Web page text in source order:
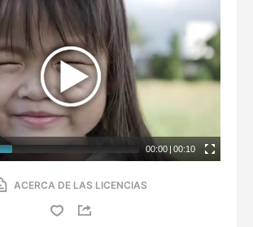
00:00 | 00:10
ACERCA DE LAS LICENCIAS